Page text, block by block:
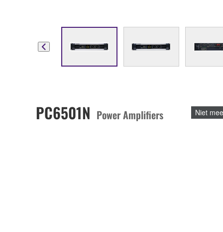
PC6501N Power Amplifiers Niet